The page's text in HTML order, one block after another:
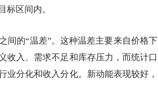
标区间内。
间的“温差”。这种温差主要来自价格下
收入、需求不足和库存压力，而统计口
业分化和收入分化。新动能表现较好，